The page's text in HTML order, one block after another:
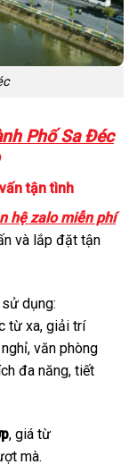
Phố Sa Đéc
tận tình
hệ zalo miễn phí
và lắp đặt tận
dụng:
từ xa, giải trí
văn phòng
đa năng, tiết
, giá từ
mà.